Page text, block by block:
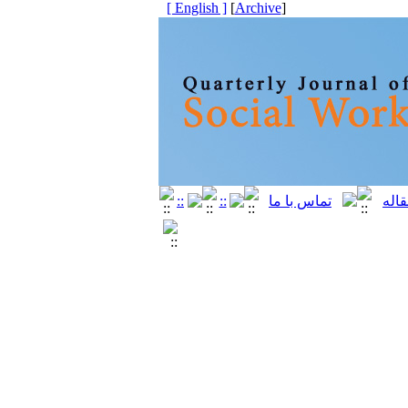
[
Archive
]
[ English ]